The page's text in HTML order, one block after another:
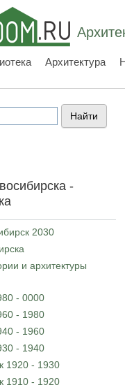
Архитектура
-
2030
и архитектуры
- 0000
- 1980
- 1960
- 1940
1920 - 1930
1910 - 1920